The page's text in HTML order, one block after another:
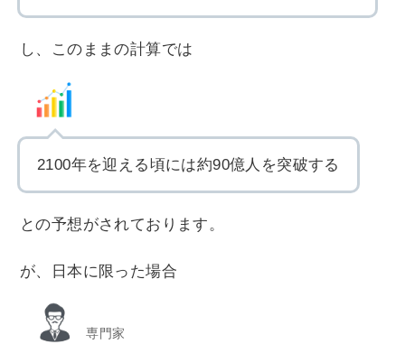
し、このままの計算では
2100年を迎える頃には約90億人を突破する
との予想がされております。
が、日本に限った場合
専門家